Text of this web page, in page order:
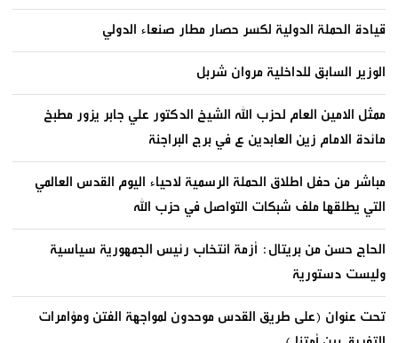
قيادة الحملة الدولية لكسر حصار مطار صنعاء الدولي
الوزير السابق للداخلية مروان شربل
ممثل الامين العام لحزب الله الشيخ الدكتور علي جابر يزور مطبخ
مائدة الامام زين العابدين ع في برج البراجنة
مباشر من حفل اطلاق الحملة الرسمية لاحياء اليوم القدس العالمي
التي يطلقها ملف شبكات التواصل في حزب الله
الحاج حسن من بريتال: أزمة انتخاب رئيس الجمهورية سياسية
وليست دستورية
تحت عنوان (على طريق القدس موحدون لمواجهة الفتن ومؤامرات